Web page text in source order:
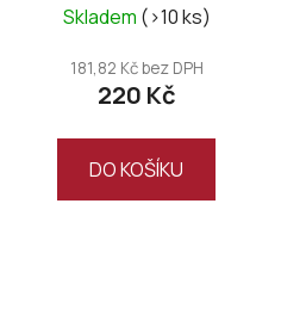
Skladem (>10 ks)
181,82 Kč bez DPH
220 Kč
DO KOŠÍKU